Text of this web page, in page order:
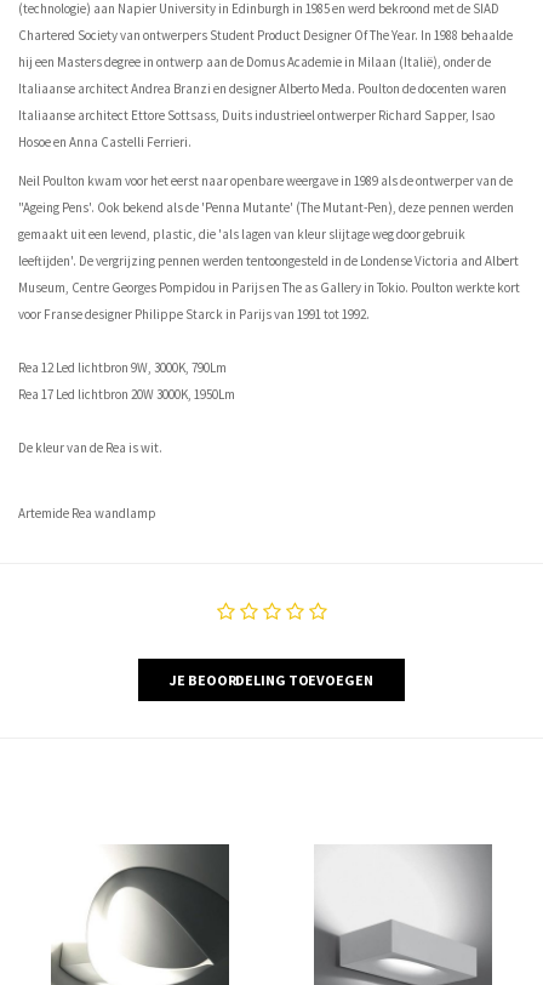
(technologie) aan Napier University in Edinburgh in 1985 en werd bekroond met de SIAD
Chartered Society van ontwerpers Student Product Designer Of The Year. In 1988 behaalde
hij een Masters degree in ontwerp aan de Domus Academie in Milaan (Italië), onder de
Italiaanse architect Andrea Branzi en designer Alberto Meda. Poulton de docenten waren
Italiaanse architect Ettore Sottsass, Duits industrieel ontwerper Richard Sapper, Isao
Hosoe en Anna Castelli Ferrieri.
Neil Poulton kwam voor het eerst naar openbare weergave in 1989 als de ontwerper van de
"Ageing Pens'. Ook bekend als de 'Penna Mutante' (The Mutant-Pen), deze pennen werden
gemaakt uit een levend, plastic, die 'als lagen van kleur slijtage weg door gebruik
leeftijden'. De vergrijzing pennen werden tentoongesteld in de Londense Victoria and Albert
Museum, Centre Georges Pompidou in Parijs en The as Gallery in Tokio. Poulton werkte kort
voor Franse designer Philippe Starck in Parijs van 1991 tot 1992.
Rea 12 Led lichtbron 9W, 3000K, 790Lm
Rea 17 Led lichtbron 20W 3000K, 1950Lm
De kleur van de Rea is wit.
Artemide Rea wandlamp
JE BEOORDELING TOEVOEGEN